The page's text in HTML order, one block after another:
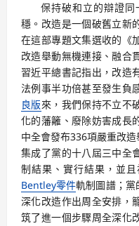
保持破和立的辯證
穩。改造是一個破舊立新
在這部專題文集選收的《
改造舉動無機連接、融合
習近平總書記指出，改造
法例事半功倍甚至發生負
良版來，我們保持不立不
化的藩籬、廢除妨害成長
中全會發布336項嚴重改
集成了黨的十八屆三中全
制結果、實行結果，並
Bentley零件軌制圖譜；黨
深化改造作出周全安排，
筑了進一個步驟周全深化